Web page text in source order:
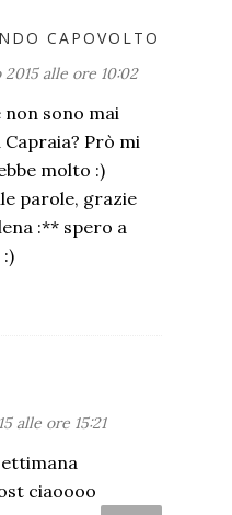
CAPOVOLTO
2015 alle ore 10:02
non sono mai
Capraia? Prò mi
molto :)
parole, grazie
:** spero a
alle ore 15:21
ciaoooo